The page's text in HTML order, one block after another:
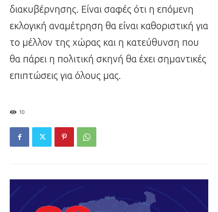
διακυβέρνησης. Είναι σαφές ότι η επόμενη
εκλογική αναμέτρηση θα είναι καθοριστική για
το μέλλον της χώρας και η κατεύθυνση που
θα πάρει η πολιτική σκηνή θα έχει σημαντικές
επιπτώσεις για όλους μας.
10